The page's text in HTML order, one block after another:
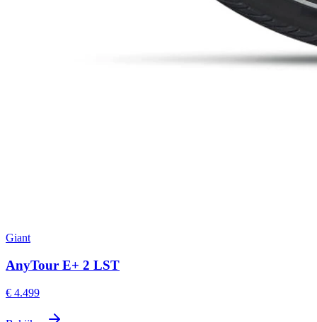
Giant
AnyTour E+ 2 LST
€ 4.499